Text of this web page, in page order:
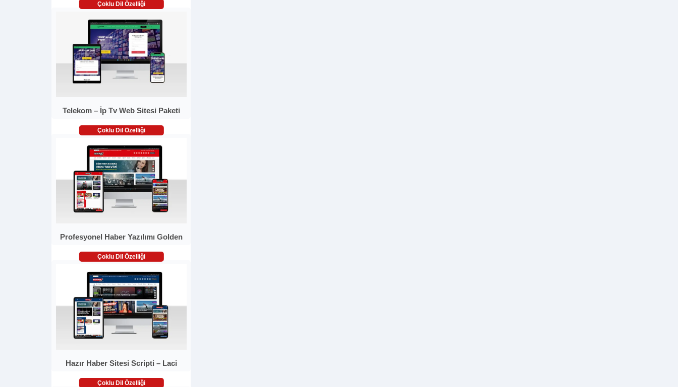
Çoklu Dil Özelliği
Telekom – İp Tv Web Sitesi Paketi
Çoklu Dil Özelliği
Profesyonel Haber Yazılımı Golden
Çoklu Dil Özelliği
Hazır Haber Sitesi Scripti – Laci
Çoklu Dil Özelliği